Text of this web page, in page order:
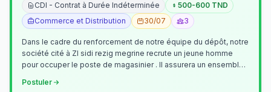
CDI - Contrat à Durée Indéterminée
500-600 TND
Commerce et Distribution
30/07 3
Dans le cadre du renforcement de notre équipe du dépôt, notre
société cité à ZI sidi rezig megrine recrute un jeune homme
pour occuper le poste de magasinier . Il assurera un ensemble
Postuler